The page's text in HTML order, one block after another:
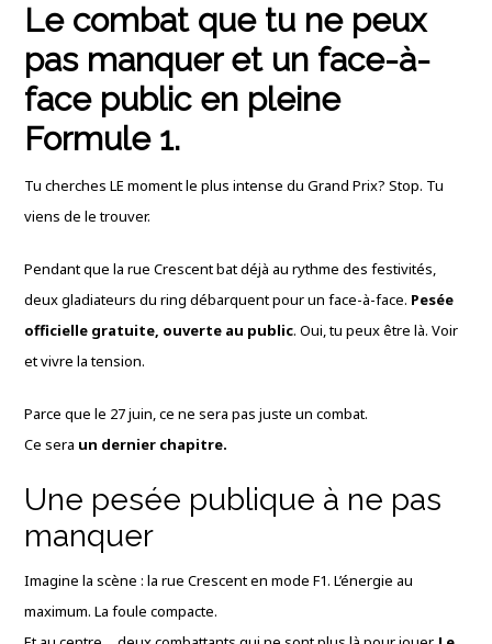
Le combat que tu ne peux
pas manquer et un face-à-
face public en pleine
Formule 1.
Tu cherches LE moment le plus intense du Grand Prix? Stop. Tu
viens de le trouver.
Pendant que la rue Crescent bat déjà au rythme des festivités,
deux gladiateurs du ring débarquent pour un face-à-face. Pesée
officielle gratuite, ouverte au public. Oui, tu peux être là. Voir
et vivre la tension.
Parce que le 27 juin, ce ne sera pas juste un combat.
Ce sera un dernier chapitre.
Une pesée publique à ne pas
manquer
Imagine la scène : la rue Crescent en mode F1. L’énergie au
maximum. La foule compacte.